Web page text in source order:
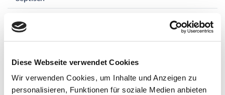
Diese Webseite verwendet Cookies
Wir verwenden Cookies, um Inhalte und Anzeigen zu
personalisieren, Funktionen für soziale Medien anbieten
Sigma
Sinus pilonidalis
Sklerosierung